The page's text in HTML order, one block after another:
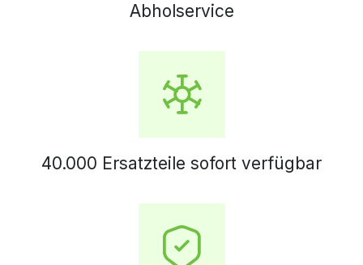
Abholservice
40.000 Ersatzteile sofort verfügbar